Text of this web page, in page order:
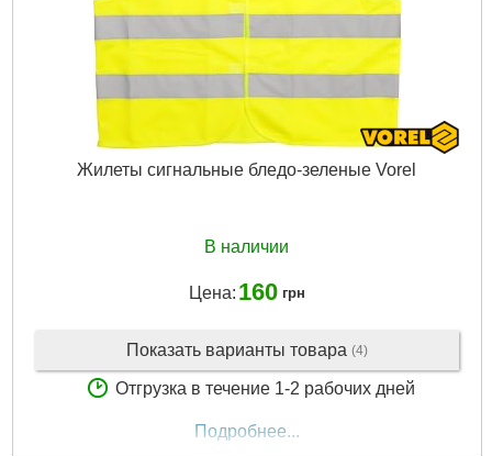
Жилеты сигнальные бледо-зеленые Vorel
В наличии
Цена: 160 грн
Показать варианты товара (4)
Отгрузка в течение 1-2 рабочих дней
Подробнее...